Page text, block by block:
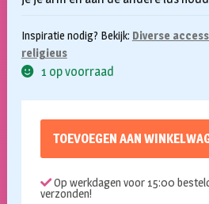
Inspiratie nodig? Bekijk: Diverse
religieus
1 op voorraad
TOEVOEGEN AAN
Op werkdagen voor 15:00
verzonden!